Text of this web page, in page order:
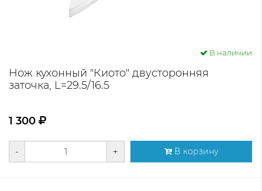
В наличии
Нож кухонный "Киото" двусторонняя
заточка, L=29.5/16.5
1 300
- + В корзину